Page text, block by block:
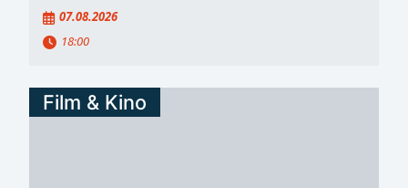
07.08.2026
18:00
Film & Kino